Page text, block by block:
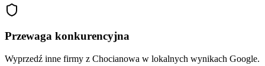
Przewaga konkurencyjna
Wyprzedź inne firmy z Chocianowa w lokalnych wynikach Google.